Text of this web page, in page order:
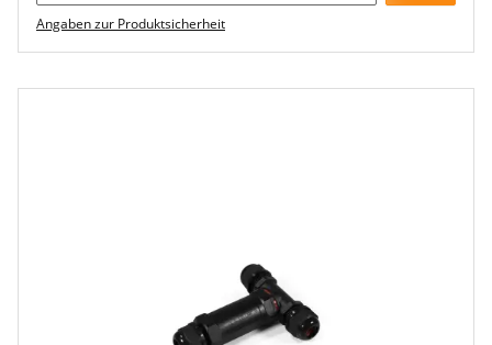
Angaben zur Produktsicherheit